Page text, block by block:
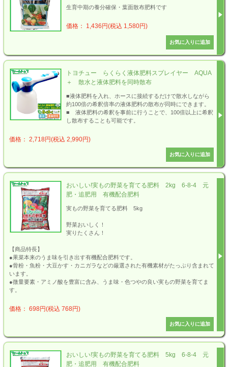
生育中期の養分確保・葉面散布肥料です
価格： 1,436円(税込 1,580円)
トヨチュー らくらく液体肥料スプレイヤー AQUA
＋ 散水と液体肥料を同時散布
■液体肥料を入れ、ホースに接続するだけで散水しながら
約100倍の希釈倍率の液体肥料の散布が同時にできます。
■ 液体肥料の希釈を事前に行うことで、100倍以上に希釈
し散布することも可能です。
価格： 2,718円(税込 2,990円)
おいしい!実もの野菜を育てる肥料 2kg 6-8-4 元
肥・追肥用 有機配合肥料
実もの野菜を育てる肥料 5kg
野菜おいしく！
実りたくさん！
【商品特長】
●果菜本来のうま味を引き出す有機配合肥料です。
●骨粉・魚粉・大豆かす・カニガラなどの厳選された有機素材がたっぷり含まれて
います。
●微量要素・アミノ酸を豊富に含み、うま味・色つやの良い実もの野菜を育てま
す。
価格： 698円(税込 768円)
おいしい!実もの野菜を育てる肥料 5kg 6-8-4 元
肥・追肥用 有機配合肥料